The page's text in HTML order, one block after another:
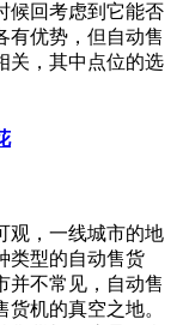
候回考虑到它能否
有优势，但自动售
关，其中点位的选
观，一线城市的地
类型的自动售货
并不常见，自动售
机的真空之地。